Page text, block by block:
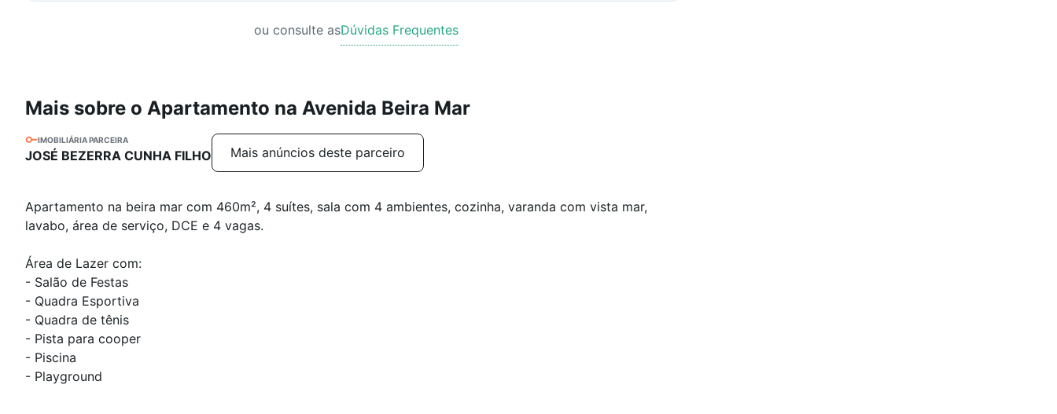
ou consulte asDúvidas Frequentes
Mais sobre o Apartamento na Avenida Beira Mar
IMOBILIÁRIA PARCEIRA
JOSÉ BEZERRA CUNHA FILHO Mais anúncios deste parceiro
Apartamento na beira mar com 460m², 4 suítes, sala com 4 ambientes, cozinha, varanda com vista mar,
lavabo, área de serviço, DCE e 4 vagas.
Área de Lazer com:
- Salão de Festas
- Quadra Esportiva
- Quadra de tênis
- Pista para cooper
- Piscina
- Playground